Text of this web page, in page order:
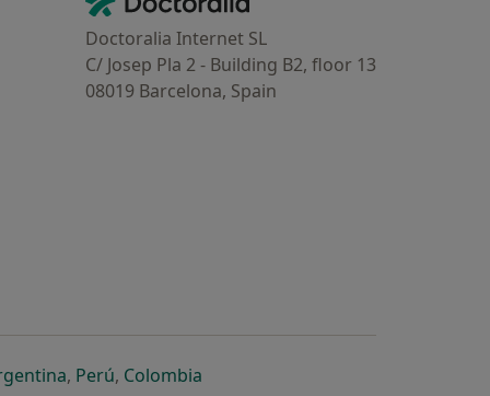
Doctoralia Internet SL
C/ Josep Pla 2 - Building B2, floor 13
08019 Barcelona, Spain
separador
num novo separador
abre num novo separador
, Perúabre num novo separador
, Colombiaabre num novo separador